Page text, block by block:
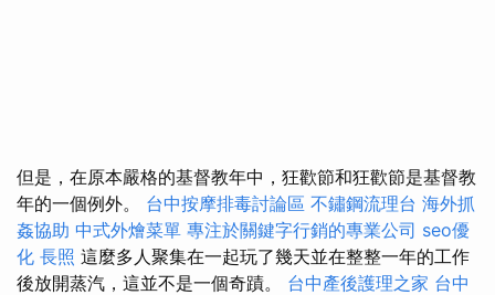
但是，在原本嚴格的基督教年中，狂歡節和狂歡節是基督教
年的一個例外。 台中按摩排毒討論區 不鏽鋼流理台 海外抓
姦協助 中式外燴菜單 專注於關鍵字行銷的專業公司 seo優
化 長照 這麼多人聚集在一起玩了幾天並在整整一年的工作
後放開蒸汽，這並不是一個奇蹟。 台中產後護理之家 台中